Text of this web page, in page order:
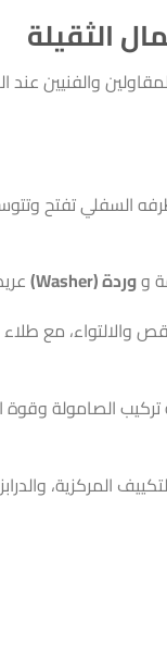
الثقيلة
والفنيين عند
السفلي تفتح
ووردة (Washer)
مع
الصامولة وقوة
المركزية،